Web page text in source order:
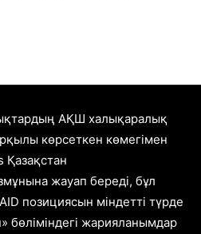
АҚШ халықаралық
көрсеткен көмегімен
Қазақстан
жауап береді, бұл
позициясын міндетті түрде
бөліміндегі жарияланымдар